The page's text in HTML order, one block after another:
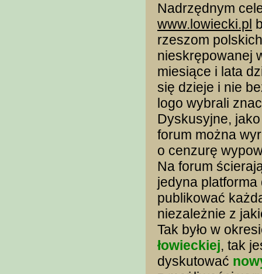
Nadrzędnym
www.lowiecki.pl
rzeszom
nieskrępowanej
miesiące i lata
się dzieje i nie
logo wybrali
Dyskusyjne,
forum można
o cenzurę
Na forum
jedyna
publikować
niezależnie z
Tak było w
łowieckiej, tak
dyskutować